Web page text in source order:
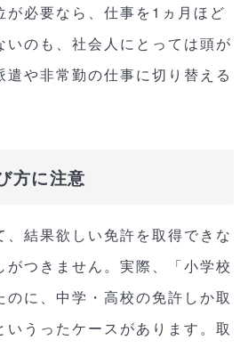
が必要なら、仕事を1ヵ月ほど
いのも、社会人にとっては頭が
や非常勤の仕事に切り替える
方に注意
、結果欲しい免許を取得できな
がつきません。実際、「小学校
に、中学・高校の免許しか取
うったケースがあります。取